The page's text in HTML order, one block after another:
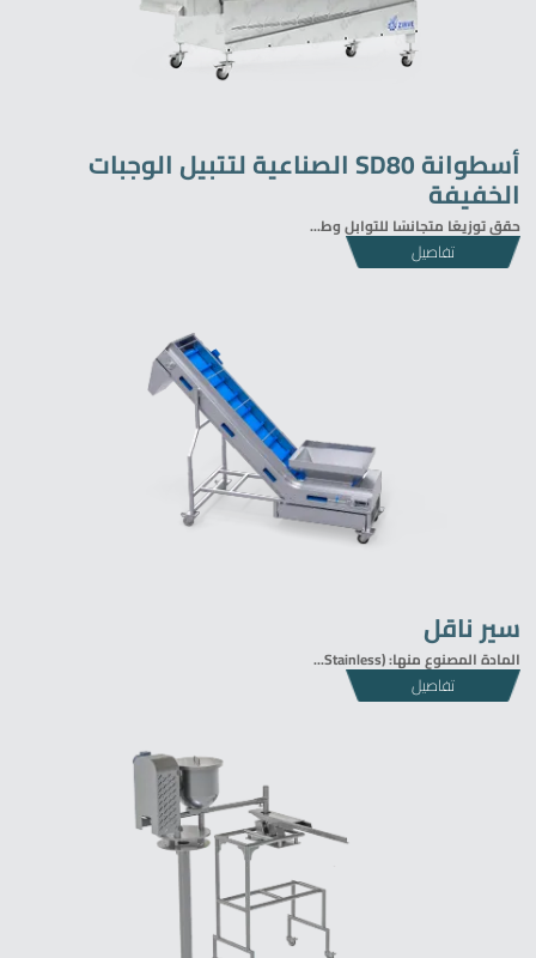
أسطوانة SD80 الصناعية لتتبيل الوجبات
الخفيفة
حقق توزيعًا متجانسًا للتوابل وط...
تفاصيل
سير ناقل
المادة المصنوع منها: (Stainless...
تفاصيل